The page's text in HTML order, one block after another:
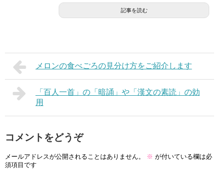
記事を読む
メロンの食べごろの見分け方をご紹介します
「百人一首」の「暗誦」や「漢文の素読」の効
用
コメントをどうぞ
メールアドレスが公開されることはありません。 ※ が付いている欄は必
須項目です